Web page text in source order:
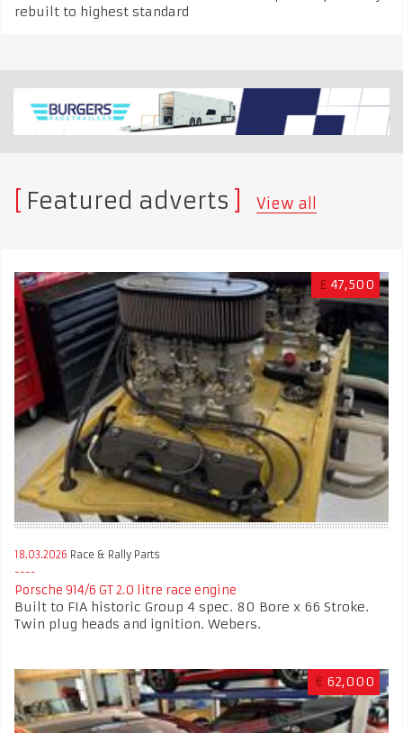
rebuilt to highest standard
Featured adverts View all
£ 47,500
18.03.2026 Race & Rally Parts
Porsche 914/6 GT 2.0 litre race engine
Built to FIA historic Group 4 spec. 80 Bore x 66 Stroke.
Twin plug heads and ignition. Webers.
€ 62,000